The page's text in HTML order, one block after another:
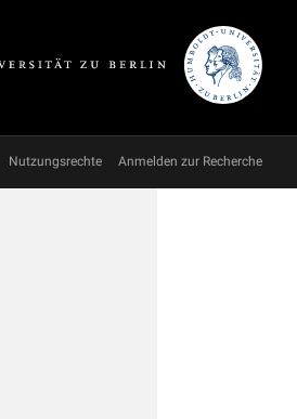
Nutzungsrechte Anmelden zur Recherche